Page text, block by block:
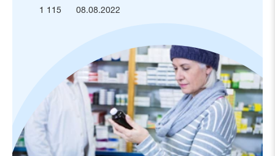
1 115 08.08.2022